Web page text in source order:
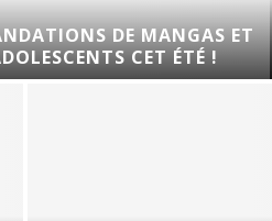
DE MANGAS ET
CET ÉTÉ !